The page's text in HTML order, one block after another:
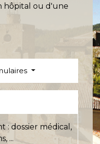
hôpital ou d'une
: dossier médical,
...